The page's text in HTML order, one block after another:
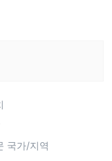
국가/지역